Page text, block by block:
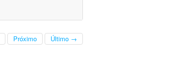
Próximo Último →